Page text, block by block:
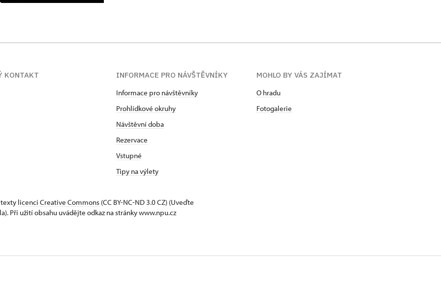
KONTAKT
INFORMACE PRO NÁVŠTĚVNÍKY
Informace pro návštěvníky
Prohlídkové okruhy
Návštěvní doba
Rezervace
Vstupné
Tipy na výlety
MOHLO BY VÁS ZAJÍMAT
O hradu
Fotogalerie
licenci Creative Commons (CC BY-NC-ND 3.0 CZ) (Uveďte
Při užití obsahu uvádějte odkaz na stránky www.npu.cz